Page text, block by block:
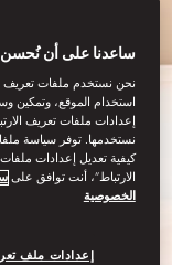
ساعدنا على أن نُحسن
نحن نستخدم ملفات تعريف
استخدام الموقع، وتمكين
إعدادات ملفات تعريف
نستخدمها. توفر سياسة
كيفية تعديل إعدادات
الارتباط”، أنت توافق على
الخصوصية
إعدادات ملف